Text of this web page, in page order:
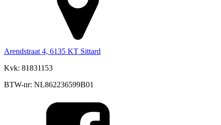
Arendstraat 4, 6135 KT Sittard
Kvk: 81831153
BTW-nr: NL862236599B01